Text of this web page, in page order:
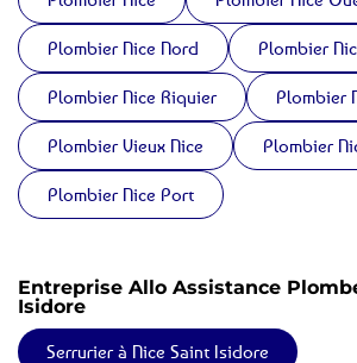
Plombier Nice Nord Plombier
Plombier Nice Riquier Plombier
Plombier Vieux Nice Plombier
Plombier Nice Port
Entreprise Allo Assistance
Isidore
Serrurier à Nice Saint Isidore